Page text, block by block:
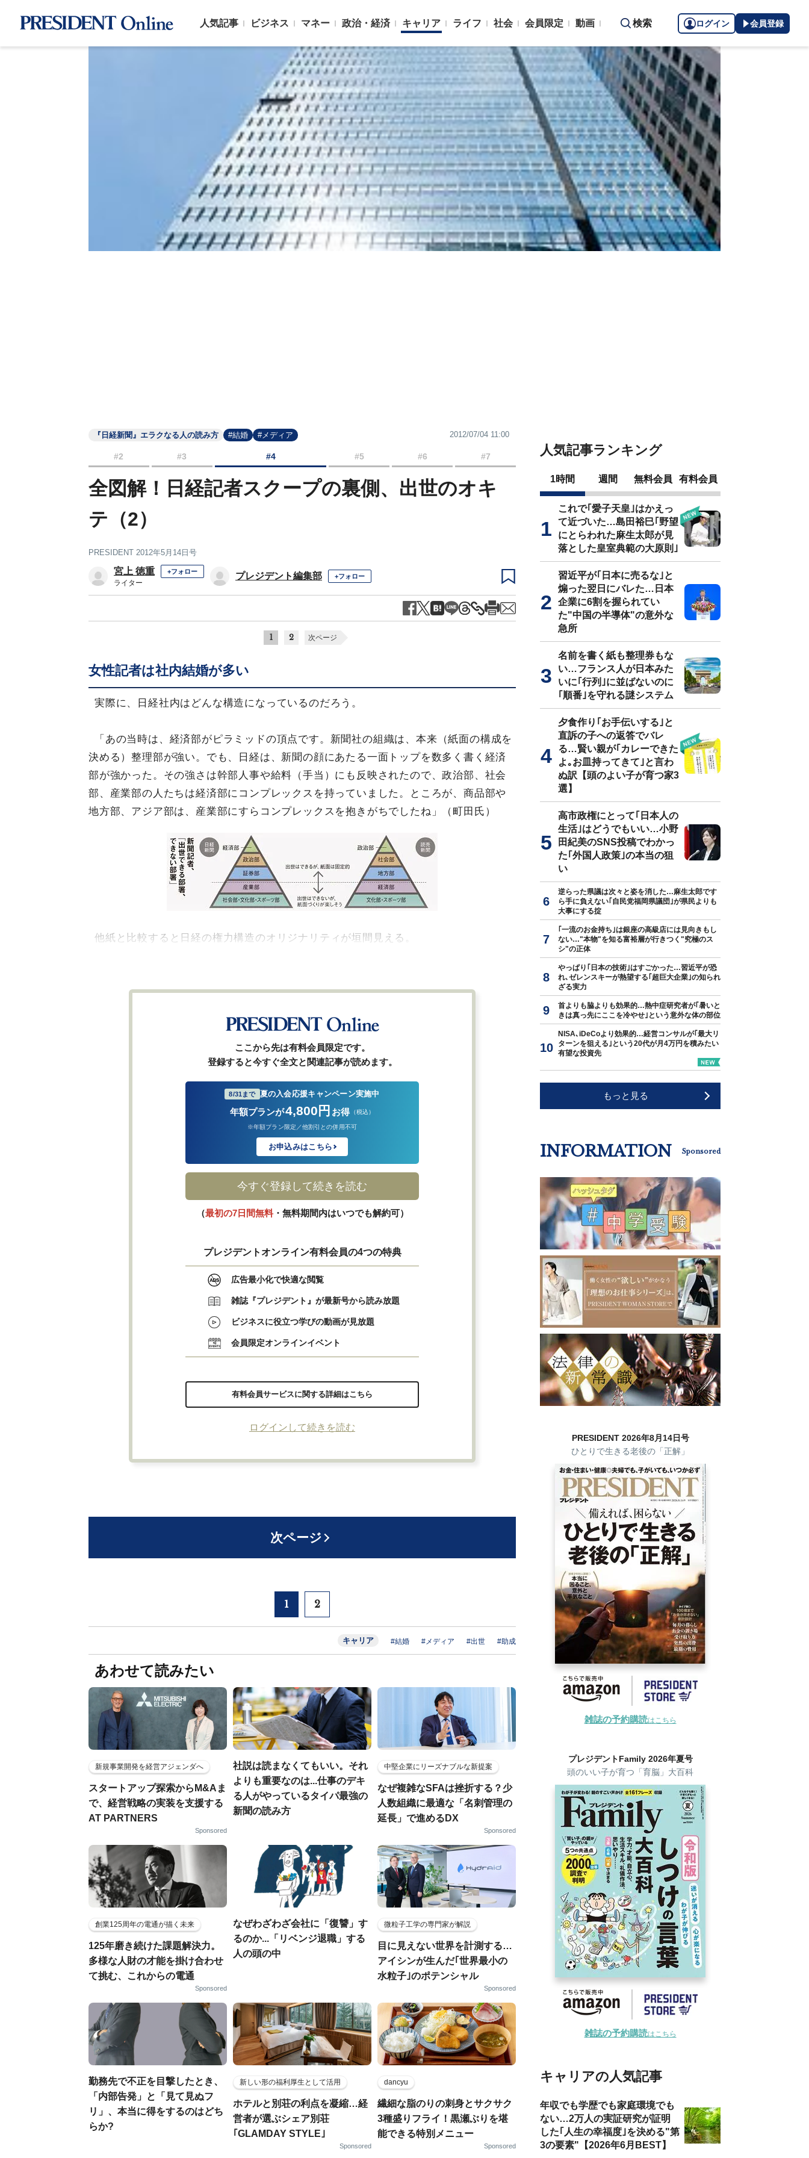
人気記事 ビジネス マネー 政治・経済 キャリア ライフ 社会 会員限定 動画 検索 ログイン 会員登録
『日経新聞』エラクなる人の読み方 #結婚 #メディア 2012/07/04 11:00
#2 #3 #4 #5 #6 #7
全図解！日経記者スクープの裏側、出世のオキ
テ（2）
PRESIDENT 2012年5月14日号
宮上 徳重 +フォロー
ライター
プレジデント編集部 +フォロー
1 2 次ページ
女性記者は社内結婚が多い
実際に、日経社内はどんな構造になっているのだろう。
「あの当時は、経済部がピラミッドの頂点です。新聞社の組織は、本来（紙面の構成を
決める）整理部が強い。でも、日経は、新聞の顔にあたる一面トップを数多く書く経済
部が強かった。その強さは幹部人事や給料（手当）にも反映されたので、政治部、社会
部、産業部の人たちは経済部にコンプレックスを持っていました。ところが、商品部や
地方部、アジア部は、産業部にすらコンプレックスを抱きがちでしたね」（町田氏）
他紙と比較すると日経の権力構造のオリジナリティが垣間見える。
ここから先は有料会員限定です。
登録すると今すぐ全文と関連記事が読めます。
8/31まで 夏の入会応援キャンペーン実施中
年額プランが4,800円 お得 （税込）
※年額プラン限定／他割引との併用不可
お申込みはこちら
今すぐ登録して続きを読む
（最初の7日間無料・無料期間内はいつでも解約可）
プレジデントオンライン有料会員の4つの特典
広告最小化で快適な閲覧
雑誌『プレジデント』が最新号から読み放題
ビジネスに役立つ学びの動画が見放題
会員限定オンラインイベント
有料会員サービスに関する詳細はこちら
ログインして続きを読む
次ページ
1 2
キャリア #結婚 #メディア #出世 #助成
あわせて読みたい
新規事業開発を経営アジェンダへ
スタートアップ探索からM&Aま
で、経営戦略の実装を支援する
AT PARTNERS
Sponsored
社説は読まなくてもいい。それ
よりも重要なのは...仕事のデキ
る人がやっているタイパ最強の
新聞の読み方
中堅企業にリーズナブルな新提案
なぜ複雑なSFAは挫折する？少
人数組織に最適な「名刺管理の
延長」で進めるDX
Sponsored
創業125周年の電通が描く未来
125年磨き続けた課題解決力。
多様な人財の才能を掛け合わせ
て挑む、これからの電通
Sponsored
なぜわざわざ会社に「復讐」す
るのか...「リベンジ退職」する
人の頭の中
微粒子工学の専門家が解説
目に見えない世界を計測する…
アイシンが生んだ｢世界最小の
水粒子｣のポテンシャル
Sponsored
勤務先で不正を目撃したとき、
「内部告発」と「見て見ぬフ
リ」、本当に得をするのはどち
らか?
新しい形の福利厚生として活用
ホテルと別荘の利点を凝縮…経
営者が選ぶシェア別荘
｢GLAMDAY STYLE｣
Sponsored
dancyu
繊細な脂のりの刺身とサクサク
3種盛りフライ！黒瀬ぶりを堪
能できる特別メニュー
Sponsored
人気記事ランキング
1時間 週間 無料会員 有料会員
これで｢愛子天皇｣はかえっ
て近づいた…島田裕巳｢野望
にとらわれた麻生太郎が見
落とした皇室典範の大原則｣
習近平が｢日本に売るな｣と
煽った翌日にバレた…日本
企業に6割を握られてい
た"中国の半導体"の意外な
急所
名前を書く紙も整理券もな
い…フランス人が日本みた
いに｢行列｣に並ばないのに
｢順番｣を守れる謎システム
夕食作り｢お手伝いする｣と
直訴の子への返答でバレ
る…賢い親が｢カレーできた
よ｡お皿持ってきて｣と言わ
ぬ訳【頭のよい子が育つ家3
選】
高市政権にとって｢日本人の
生活｣はどうでもいい…小野
田紀美のSNS投稿でわかっ
た｢外国人政策｣の本当の狙
い
逆らった県議は次々と姿を消した…麻生太郎です
ら手に負えない｢自民党福岡県議団｣が県民よりも
大事にする掟
｢一流のお金持ち｣は銀座の高級店には見向きもし
ない…"本物"を知る富裕層が行きつく"究極のス
シ"の正体
やっぱり｢日本の技術｣はすごかった…習近平が恐
れ､ゼレンスキーが熱望する｢超巨大企業｣の知られ
ざる実力
首よりも脇よりも効果的…熱中症研究者が｢暑いと
きは真っ先にここを冷やせ｣という意外な体の部位
NISA､iDeCoより効果的…経営コンサルが｢最大リ
ターンを狙える｣という20代が月4万円を積みたい
有望な投資先
もっと見る
INFORMATION Sponsored
PRESIDENT 2026年8月14日号
ひとりで生きる老後の「正解」
雑誌の予約購読はこちら
プレジデントFamily 2026年夏号
頭のいい子が育つ「育脳」大百科
雑誌の予約購読はこちら
キャリアの人気記事
年収でも学歴でも家庭環境でも
ない…2万人の実証研究が証明
した｢人生の幸福度｣を決める"第
3の要素"【2026年6月BEST】